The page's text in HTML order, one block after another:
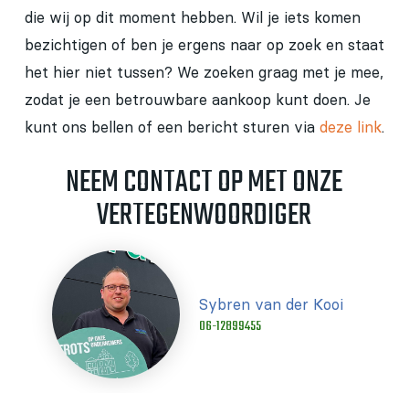
die wij op dit moment hebben. Wil je iets komen
bezichtigen of ben je ergens naar op zoek en staat
het hier niet tussen? We zoeken graag met je mee,
zodat je een betrouwbare aankoop kunt doen. Je
kunt ons bellen of een bericht sturen via deze link.
NEEM CONTACT OP MET ONZE
VERTEGENWOORDIGER
Sybren van der Kooi
06-12899455